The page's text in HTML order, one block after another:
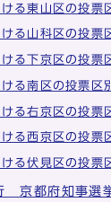
る東山区の投票
る山科区の投票
る下京区の投票
る南区の投票区
る右京区の投票
る西京区の投票
る伏見区の投票
京都府知事選